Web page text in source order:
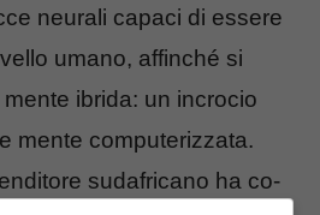
neurali capaci di essere
umano, affinché si
ibrida: un incrocio
mente computerizzata.
sudafricano ha co-